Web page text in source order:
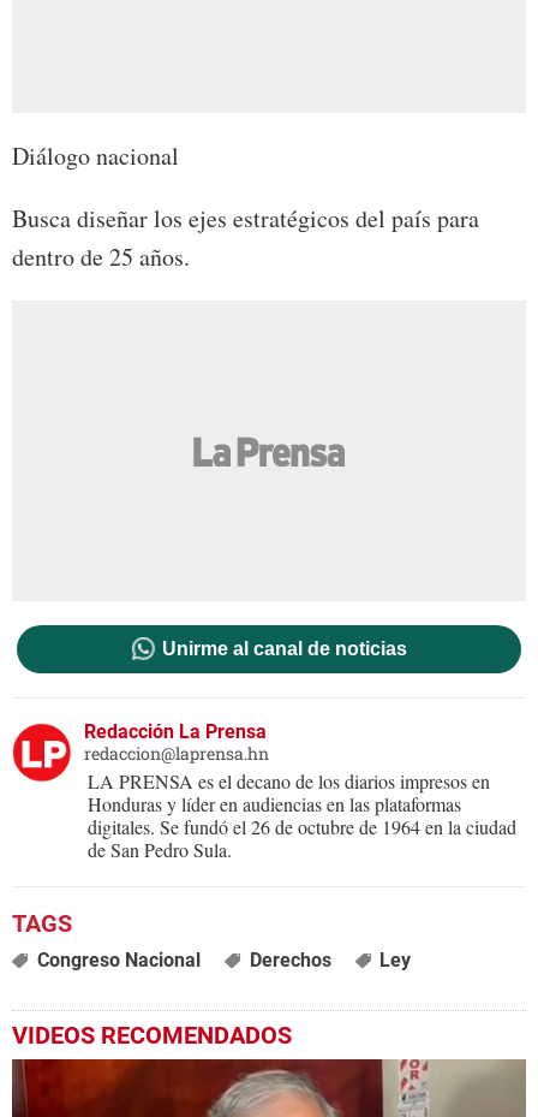
Diálogo nacional
Busca diseñar los ejes estratégicos del país para
dentro de 25 años.
Unirme al canal de noticias
Redacción La Prensa
redaccion@laprensa.hn
LA PRENSA es el decano de los diarios impresos en
Honduras y líder en audiencias en las plataformas
digitales. Se fundó el 26 de octubre de 1964 en la ciudad
de San Pedro Sula.
Congreso Nacional Derechos Ley
VIDEOS RECOMENDADOS